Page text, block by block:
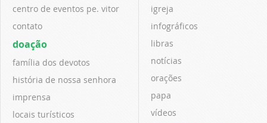
centro de eventos pe. vitor
contato
doação
família dos devotos
história de nossa senhora
imprensa
locais turísticos
igreja
infográficos
libras
notícias
orações
papa
vídeos